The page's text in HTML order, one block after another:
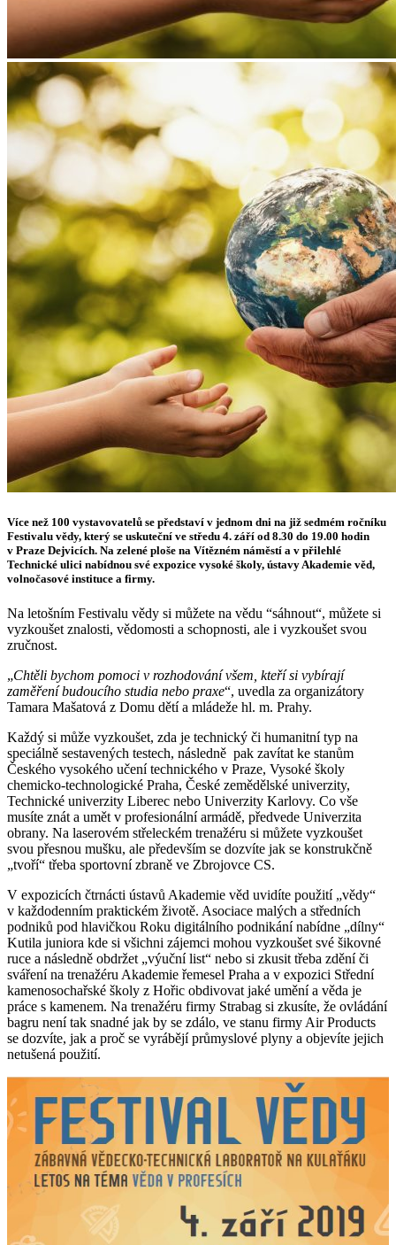
Více než 100 vystavovatelů se představí v jednom dni na již sedmém ročníku
Festivalu vědy, který se uskuteční ve středu 4. září od 8.30 do 19.00 hodin
v Praze Dejvicích. Na zelené ploše na Vítězném náměstí a v přilehlé
Technické ulici nabídnou své expozice vysoké školy, ústavy Akademie věd,
volnočasové instituce a firmy.
Na letošním Festivalu vědy si můžete na vědu “sáhnout“, můžete si
vyzkoušet znalosti, vědomosti a schopnosti, ale i vyzkoušet svou
zručnost.
„Chtěli bychom pomoci v rozhodování všem, kteří si vybírají
zaměření budoucího studia nebo praxe“, uvedla za organizátory
Tamara Mašatová z Domu dětí a mládeže hl. m. Prahy.
Každý si může vyzkoušet, zda je technický či humanitní typ na
speciálně sestavených testech, následně pak zavítat ke stanům
Českého vysokého učení technického v Praze, Vysoké školy
chemicko-technologické Praha, České zemědělské univerzity,
Technické univerzity Liberec nebo Univerzity Karlovy. Co vše
musíte znát a umět v profesionální armádě, předvede Univerzita
obrany. Na laserovém střeleckém trenažéru si můžete vyzkoušet
svou přesnou mušku, ale především se dozvíte jak se konstrukčně
„tvoří“ třeba sportovní zbraně ve Zbrojovce CS.
V expozicích čtrnácti ústavů Akademie věd uvidíte použití „vědy“
v každodenním praktickém životě. Asociace malých a středních
podniků pod hlavičkou Roku digitálního podnikání nabídne „dílny“
Kutila juniora kde si všichni zájemci mohou vyzkoušet své šikovné
ruce a následně obdržet „výuční list“ nebo si zkusit třeba zdění či
sváření na trenažéru Akademie řemesel Praha a v expozici Střední
kamenosochařské školy z Hořic obdivovat jaké umění a věda je
práce s kamenem. Na trenažéru firmy Strabag si zkusíte, že ovládání
bagru není tak snadné jak by se zdálo, ve stanu firmy Air Products
se dozvíte, jak a proč se vyrábějí průmyslové plyny a objevíte jejich
netušená použití.